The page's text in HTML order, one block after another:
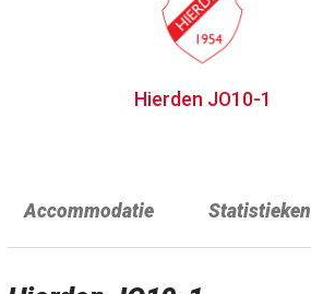
Hierden JO10-1
Accommodatie Statistieken